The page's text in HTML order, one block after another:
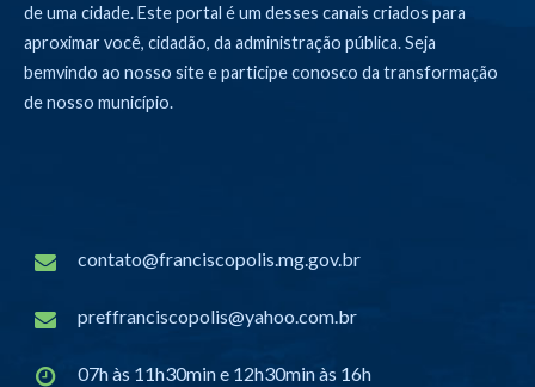
de uma cidade. Este portal é um desses canais criados para
aproximar você, cidadão, da administração pública. Seja
bemvindo ao nosso site e participe conosco da transformação
de nosso município.
contato@franciscopolis.mg.gov.br
preffranciscopolis@yahoo.com.br
07h às 11h30min e 12h30min às 16h